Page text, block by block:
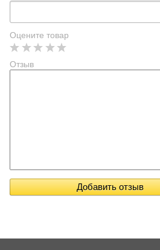
Оцените товар
Отзыв